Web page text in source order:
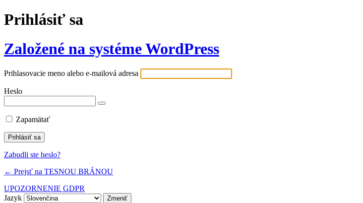
Prihlásiť sa
Založené na systéme WordPress
Prihlasovacie meno alebo e-mailová adresa
Heslo
Zapamätať
Zabudli ste heslo?
← Prejsť na TESNOU BRÁNOU
UPOZORNENIE GDPR
Jazyk